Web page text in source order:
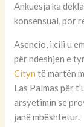
Ankuesja ka
konsensual, por
Asencio, i cili u
për ndeshjen e
Cityn të martën
Las Palmas për
arsyetimin se
janë mbështetur.